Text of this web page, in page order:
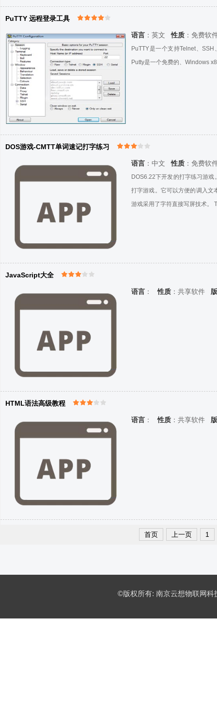
PuTTY 远程登录工具
语言 ：英文性质 ：免费
PuTTY是一个支持Telnet、
Putty是一个免费的、Windows
DOS游戏-CMTT单词速记打字练习
语言 ：中文性质 ：免费
DOS6.22下开发的打字练习游
打字游戏。它可以方便的调入文
游戏采用了字符直接写屏技术
JavaScript大全
语言 ：性质 ：共享软件
HTML语法高级教程
语言 ：性质 ：共享软件
首页 上一页 1
©版权所有: 南京云想物联网